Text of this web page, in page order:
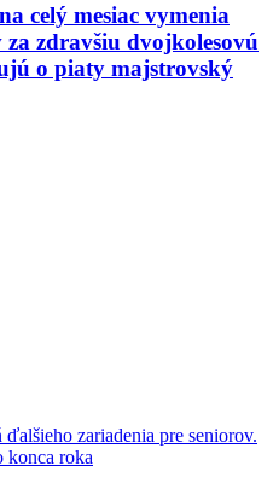
celý mesiac vymenia
zdravšiu dvojkolesovú
o piaty majstrovský